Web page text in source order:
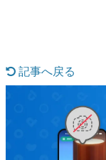
なん
ゲーム
具体的
です。
記事へ戻る